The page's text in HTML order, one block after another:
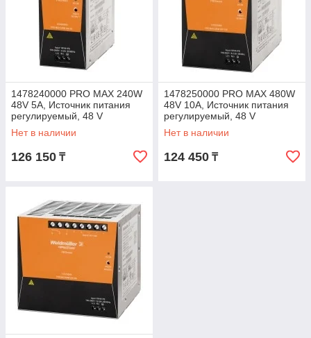
1478240000 PRO MAX 240W
48V 5A, Источник питания
регулируемый, 48 V
Нет в наличии
126 150 ₸
1478250000 PRO MAX 480W
48V 10A, Источник питания
регулируемый, 48 V
Нет в наличии
124 450 ₸